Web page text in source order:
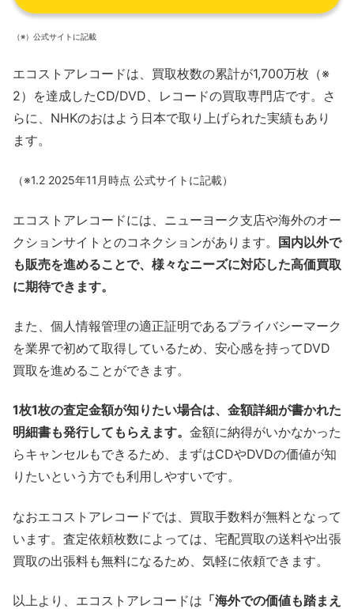
（※）公式サイトに記載
エコストアレコードは、買取枚数の累計が1,700万枚（※
2）を達成したCD/DVD、レコードの買取専門店です。さ
らに、NHKのおはよう日本で取り上げられた実績もあり
ます。
（※1.2 2025年11月時点 公式サイトに記載）
エコストアレコードには、ニューヨーク支店や海外のオー
クションサイトとのコネクションがあります。 国内以外で
も販売を進めることで、様々なニーズに対応した高価買取
に期待できます。
また、個人情報管理の適正証明であるプライバシーマーク
を業界で初めて取得しているため、安心感を持ってDVD
買取を進めることができます。
1枚1枚の査定金額が知りたい場合は、金額詳細が書かれた
明細書も発行してもらえます。 金額に納得がいかなかった
らキャンセルもできるため、まずはCDやDVDの価値が知
りたいという方でも利用しやすいです。
なおエコストアレコードでは、買取手数料が無料となって
います。査定依頼枚数によっては、宅配買取の送料や出張
買取の出張料も無料になるため、気軽に依頼できます。
以上より、エコストアレコードは 「海外での価値も踏まえ